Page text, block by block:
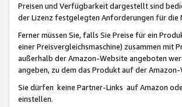
Preisen und Verfügbarkeit dargestellt sind
der Lizenz festgelegten Anforderungen für die
Ferner müssen Sie, falls Sie Preise für ein
einer Preisvergleichsmaschine) zusammen mit
außerhalb der Amazon-Website angeboten
angeben, zu dem das Produkt auf der
Sie dürfen keine Partner-Links auf Amazon
einstellen.